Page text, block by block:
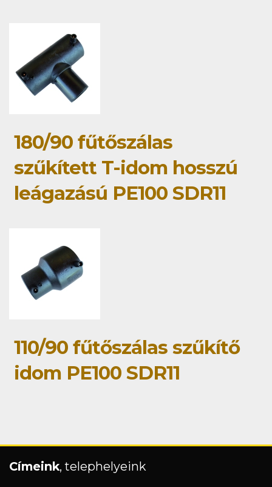
180/90 fűtőszálas
szűkített T-idom hosszú
leágazású PE100 SDR11
110/90 fűtőszálas szűkítő
idom PE100 SDR11
Címeink, telephelyeink